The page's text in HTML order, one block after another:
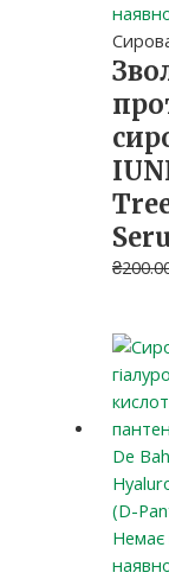
₴
Немає